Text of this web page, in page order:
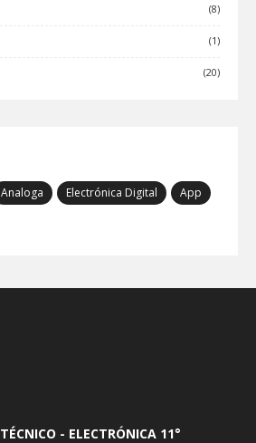
(8)
(1)
(20)
Analoga Electrónica Digital
App
- ELECTRÓNICA 11°